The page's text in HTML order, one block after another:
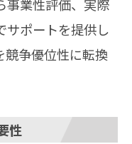
事業性評価、実際
サポートを提供し
競争優位性に転換
性